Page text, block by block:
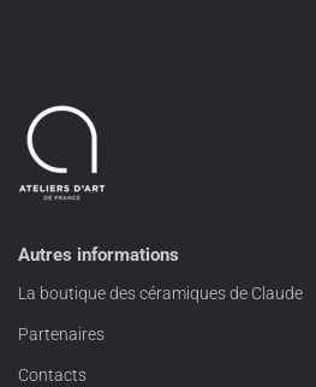
Autres informations
La boutique des céramiques de Claude
Partenaires
Contacts